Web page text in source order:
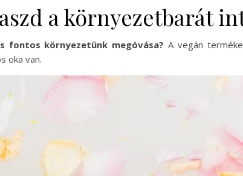
a környezetbarát
fontos környezetünk megóvása? A vegán
oka van.